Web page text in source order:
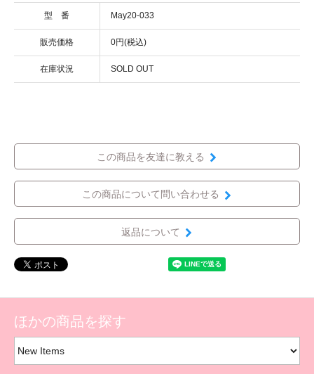
型 番 May20-033
販売価格 0円(税込)
在庫状況 SOLD OUT
この商品を友達に教える
この商品について問い合わせる
返品について
ほかの商品を探す